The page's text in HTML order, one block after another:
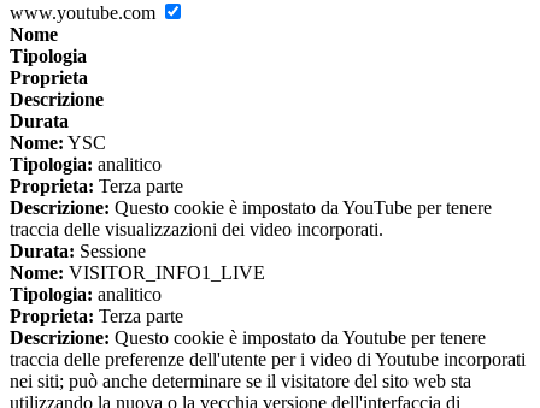
www.youtube.com
Nome
Tipologia
Proprieta
Descrizione
Durata
Nome: YSC
Tipologia: analitico
Proprieta: Terza parte
Descrizione: Questo cookie è impostato da YouTube per tenere
traccia delle visualizzazioni dei video incorporati.
Durata: Sessione
Nome: VISITOR_INFO1_LIVE
Tipologia: analitico
Proprieta: Terza parte
Descrizione: Questo cookie è impostato da Youtube per tenere
traccia delle preferenze dell'utente per i video di Youtube incorporati
nei siti; può anche determinare se il visitatore del sito web sta
utilizzando la nuova o la vecchia versione dell'interfaccia di